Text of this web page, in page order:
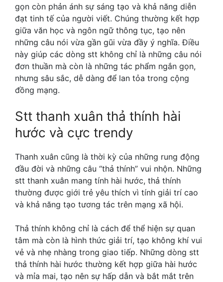
gọn còn phản ánh sự sáng tạo và khả năng diễn
đạt tinh tế của người viết. Chúng thường kết hợp
giữa văn học và ngôn ngữ thông tục, tạo nên
những câu nói vừa gần gũi vừa đầy ý nghĩa. Điều
này giúp các dòng stt không chỉ là những câu nói
đơn thuần mà còn là những tác phẩm ngắn gọn,
nhưng sâu sắc, dễ dàng để lan tỏa trong cộng
đồng mạng.
Stt thanh xuân thả thính hài
hước và cực trendy
Thanh xuân cũng là thời kỳ của những rung động
đầu đời và những câu “thả thính” vui nhộn. Những
stt thanh xuân mang tính hài hước, thả thính
thường được giới trẻ yêu thích vì tính giải trí cao
và khả năng tạo tương tác trên mạng xã hội.
Thả thính không chỉ là cách để thể hiện sự quan
tâm mà còn là hình thức giải trí, tạo không khí vui
vẻ và nhẹ nhàng trong giao tiếp. Những dòng stt
thả thính hài hước thường kết hợp giữa hài hước
và mỉa mai, tạo nên sự hấp dẫn và bắt mắt trên